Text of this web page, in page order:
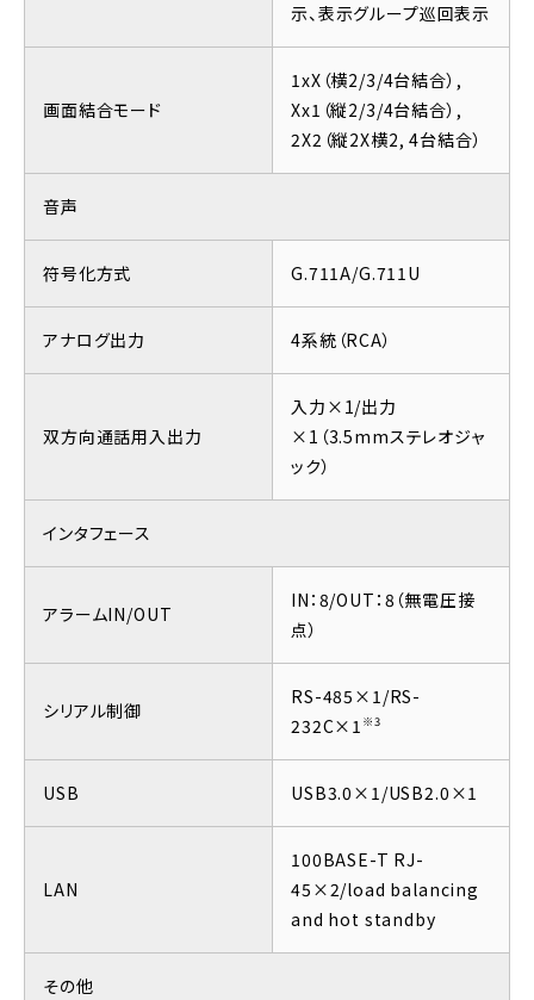
示、表示グループ巡回表示
画面結合モード
1xX（横2/3/4台結合）,
Xx1（縦2/3/4台結合）,
2X2（縦2X横2, 4台結合）
音声
符号化方式 G.711A/G.711U
アナログ出力 4系統（RCA）
双方向通話用入出力
入力×1/出力
×1（3.5mmステレオジャ
ック）
インタフェース
アラームIN/OUT
IN：8/OUT：8（無電圧接
点）
シリアル制御
RS-485×1/RS-
232C×1 ※3
USB USB3.0×1/USB2.0×1
LAN
100BASE-T RJ-
45×2/load balancing
and hot standby
その他